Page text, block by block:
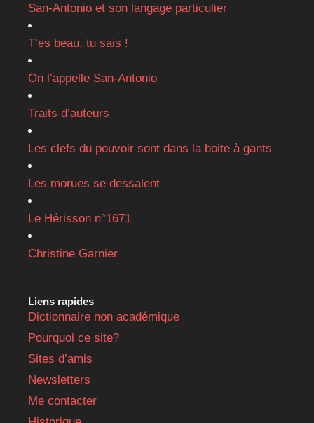
San-Antonio et son langage particulier
T’es beau, tu sais !
On l’appelle San-Antonio
Traits d’auteurs
Les clefs du pouvoir sont dans la boite à gants
Les morues se dessalent
Le Hérisson n°1671
Christine Garnier
Liens rapides
Dictionnaire non académique
Pourquoi ce site?
Sites d’amis
Newsletters
Me contacter